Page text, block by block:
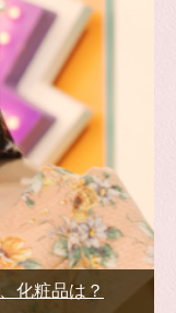
化粧品は？